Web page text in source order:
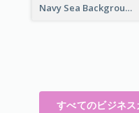
Navy Sea Background Photographer Business Card
すべてのビジネ